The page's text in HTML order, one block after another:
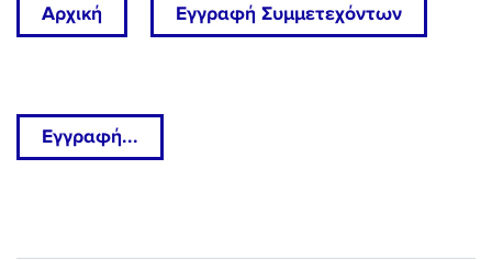
Αρχική Εγγραφή Συμμετεχόντων
Εγγραφή...